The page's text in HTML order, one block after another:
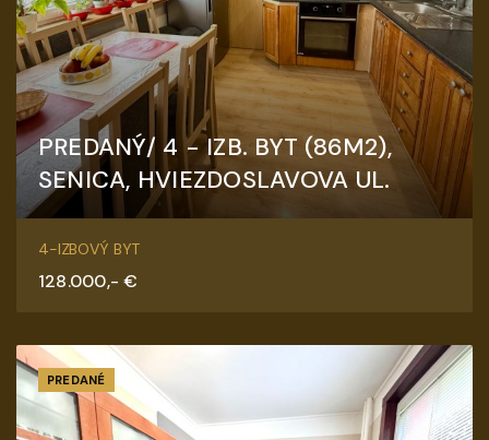
PREDANÝ/ 4 - IZB. BYT (86M2),
SENICA, HVIEZDOSLAVOVA UL.
Hviezdoslavova, Senica
4-IZBOVÝ BYT
128.000,- €
PREDANÉ